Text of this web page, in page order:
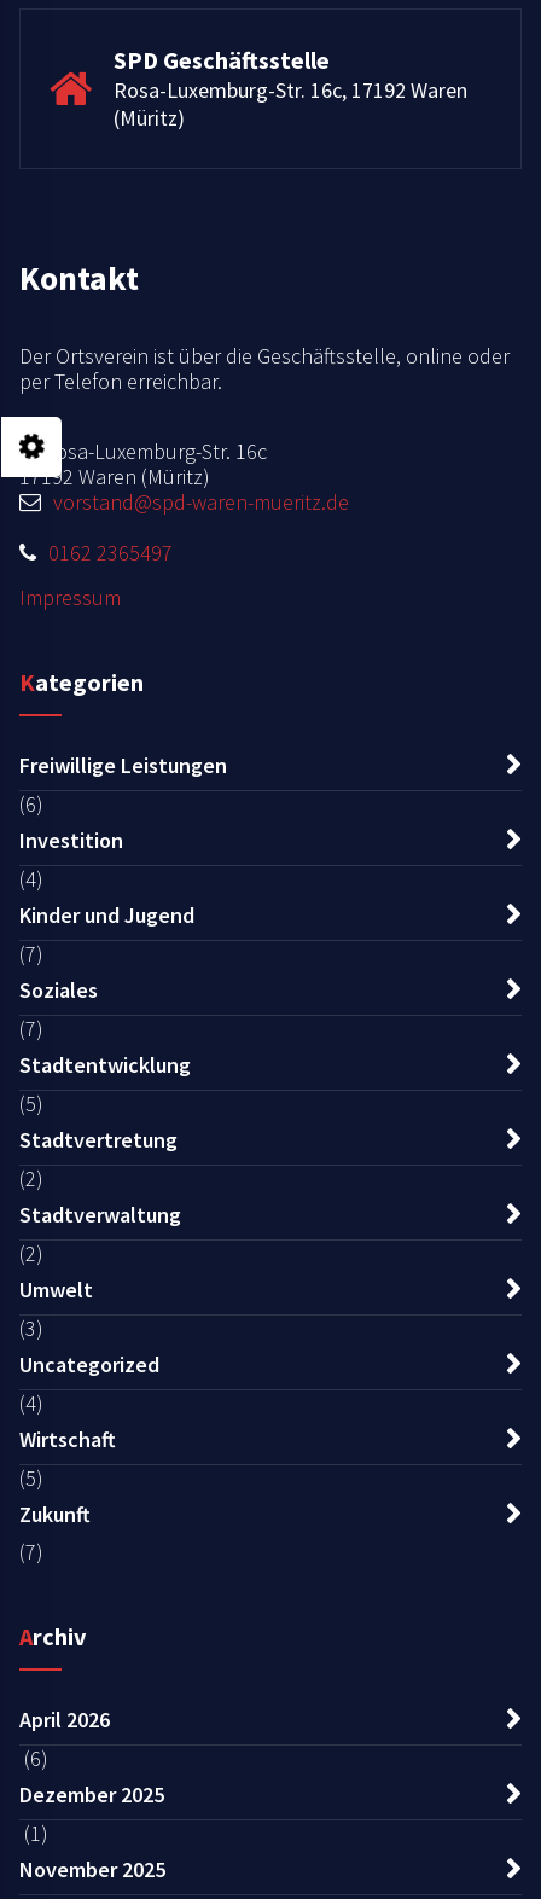
SPD Geschäftsstelle
Rosa-Luxemburg-Str. 16c, 17192 Waren
(Müritz)
Kontakt
Der Ortsverein ist über die Geschäftsstelle, online oder
per Telefon erreichbar.
Rosa-Luxemburg-Str. 16c
17192 Waren (Müritz)
vorstand@spd-waren-mueritz.de
0162 2365497
Impressum
Kategorien
Freiwillige Leistungen
(6)
Investition
(4)
Kinder und Jugend
(7)
Soziales
(7)
Stadtentwicklung
(5)
Stadtvertretung
(2)
Stadtverwaltung
(2)
Umwelt
(3)
Uncategorized
(4)
Wirtschaft
(5)
Zukunft
(7)
Archiv
April 2026
(6)
Dezember 2025
(1)
November 2025